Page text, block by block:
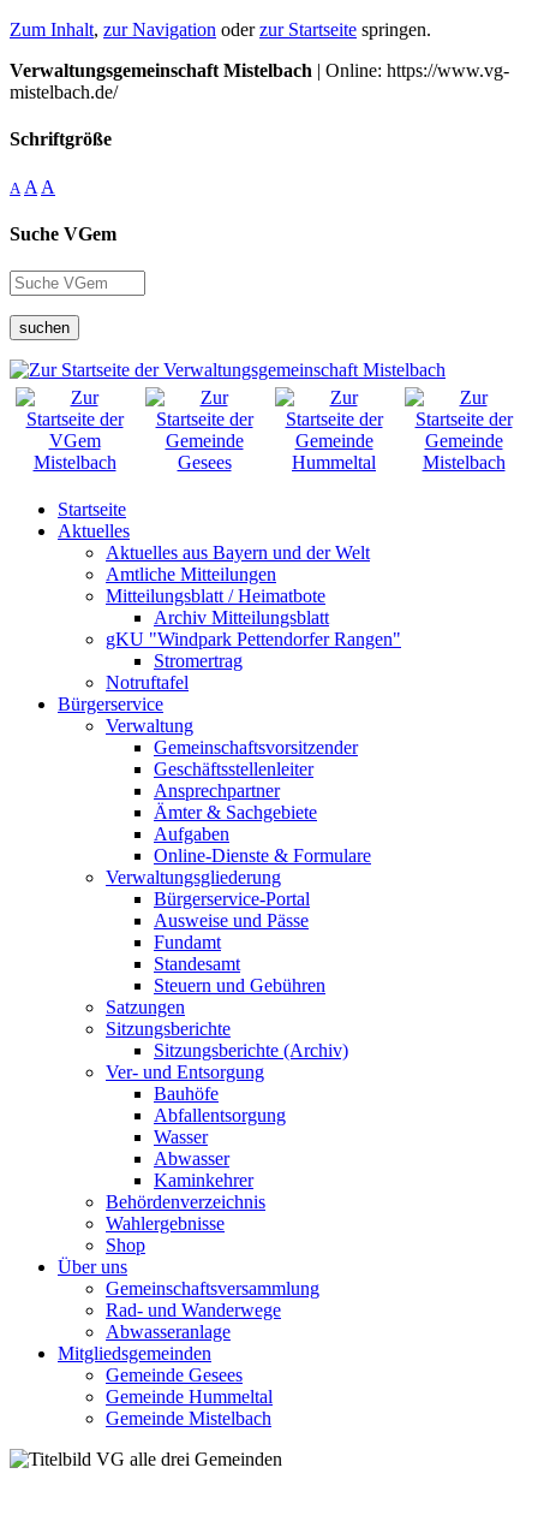
Zum Inhalt, zur Navigation oderzur Startseite springen.
Verwaltungsgemeinschaft Mistelbach | Online: https://www.vg-
mistelbach.de/
Schriftgröße
A A A
Suche VGem
suchen
Startseite
Aktuelles
Aktuelles aus Bayern und der Welt
Amtliche Mitteilungen
Mitteilungsblatt / Heimatbote
Archiv Mitteilungsblatt
gKU "Windpark Pettendorfer Rangen"
Stromertrag
Notruftafel
Bürgerservice
Verwaltung
Gemeinschaftsvorsitzender
Geschäftsstellenleiter
Ansprechpartner
Ämter & Sachgebiete
Aufgaben
Online-Dienste & Formulare
Verwaltungsgliederung
Bürgerservice-Portal
Ausweise und Pässe
Fundamt
Standesamt
Steuern und Gebühren
Satzungen
Sitzungsberichte
Sitzungsberichte (Archiv)
Ver- und Entsorgung
Bauhöfe
Abfallentsorgung
Wasser
Abwasser
Kaminkehrer
Behördenverzeichnis
Wahlergebnisse
Shop
Über uns
Gemeinschaftsversammlung
Rad- und Wanderwege
Abwasseranlage
Mitgliedsgemeinden
Gemeinde Gesees
Gemeinde Hummeltal
Gemeinde Mistelbach